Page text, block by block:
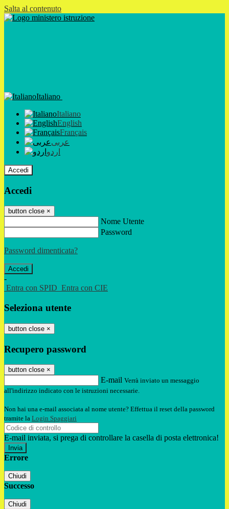
Salta al contenuto
Italiano
Italiano
English
Français
عربى
اردو
Accedi
Accedi
button close ×
Nome Utente
Password
Password dimenticata?
-
Entra con SPID Entra con CIE
Seleziona utente
button close ×
Recupero password
button close ×
E-mail Verrà inviato un messaggio
all'indirizzo indicato con le istruzioni necessarie.
Non hai una e-mail associata al nome utente? Effettua il reset della password
tramite la Login Spaggiari
E-mail inviata, si prega di controllare la casella di posta elettronica!
Errore
Chiudi
Successo
Chiudi